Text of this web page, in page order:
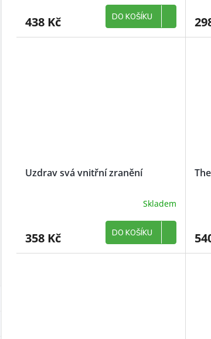
438 Kč DO KOŠÍKU
Uzdrav svá vnitřní zranění
Skladem
358 Kč DO KOŠÍKU